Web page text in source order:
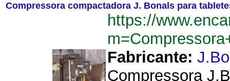
Compressora compactadora J. Bonals para
https://
Fabricante:
Compressora